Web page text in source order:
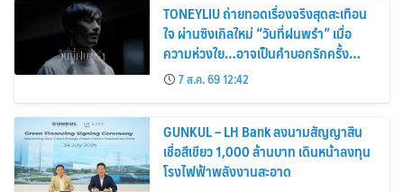
TONEYLIU ถ่ายทอดเรื่องจริงสุดสะเทือน
ใจ ผ่านซิงเกิลใหม่ “วันที่ฝนพรำ” เมื่อ
ความห่วงใย…อาจเป็นคำบอกรักครั้ง
สุดท้าย
7 ส.ค. 69 12:42
GUNKUL – LH Bank ลงนามสัญญาสิน
เชื่อสีเขียว 1,000 ล้านบาท เดินหน้าลงทุน
โรงไฟฟ้าพลังงานสะอาด